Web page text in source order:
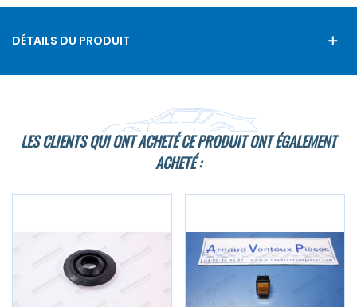
DÉTAILS DU PRODUIT
LES CLIENTS QUI ONT ACHETÉ CE PRODUIT ONT ÉGALEMENT
ACHETÉ :